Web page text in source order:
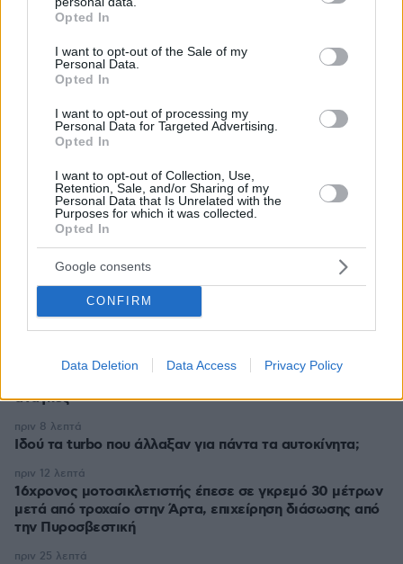
grant or deny consent to Google and its third-party tags to
use your data for below specified purposes in below Google
consent section.
Opted In
I want to opt-out of the Sale of my
Personal Data.
Opted In
I want to opt-out of processing my
Personal Data for Targeted Advertising.
Opted In
I want to opt-out of Collection, Use,
Retention, Sale, and/or Sharing of my
Personal Data that Is Unrelated with the
Purposes for which it was collected.
Opted In
Google consents
CONFIRM
Data Deletion Data Access Privacy Policy
* Υποχρεωτικά πεδία
ΡΟΗ ΕΙΔΗΣΕΩΝ
Ειδήσεις Δημοφιλή Σχολιασμένα
Τι πρέπει να κάνετε αν ο σκύλος σας φάει κάτι από
κάτω στη βόλτα
πριν 5 λεπτά
Η επιστήμη πίσω από την τέλεια φάβα
Ο ΟΗΕ προειδοποιεί ότι οι συνεχιζόμενες ισραηλινές
ανάγκες
Ιδού τα turbo που άλλαξαν για πάντα τα αυτοκίνητα;
πριν 8 λεπτά
16χρονος μοτοσικλετιστής έπεσε σε γκρεμό 30 μέτρων
μετά από τροχαίο στην Άρτα, επιχείρηση διάσωσης από
την Πυροσβεστική
πριν 12 λεπτά
πριν 25 λεπτά